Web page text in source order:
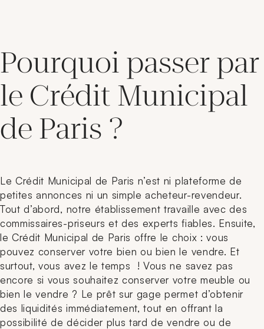
Pourquoi passer par
le Crédit Municipal
de Paris ?
Le Crédit Municipal de Paris n’est ni plateforme de
petites annonces ni un simple acheteur-revendeur.
Tout d’abord, notre établissement travaille avec des
commissaires-priseurs et des experts fiables. Ensuite,
le Crédit Municipal de Paris offre le choix : vous
pouvez conserver votre bien ou bien le vendre. Et
surtout, vous avez le temps ! Vous ne savez pas
encore si vous souhaitez conserver votre meuble ou
bien le vendre ? Le prêt sur gage permet d’obtenir
des liquidités immédiatement, tout en offrant la
possibilité de décider plus tard de vendre ou de